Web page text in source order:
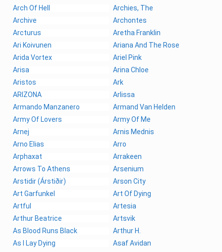
Arch Of Hell
Archies, The
Archive
Archontes
Arcturus
Aretha Franklin
Ari Koivunen
Ariana And The Rose
Arida Vortex
Ariel Pink
Arisa
Arina Chloe
Aristos
Ark
ARIZONA
Arlissa
Armando Manzanero
Armand Van Helden
Army Of Lovers
Army Of Me
Arnej
Arnis Mednis
Arno Elias
Arro
Arphaxat
Arrakeen
Arrows To Athens
Arsenium
Arstidir (Árstiðir)
Arson City
Art Garfunkel
Art Of Dying
Artful
Artesia
Arthur Beatrice
Artsvik
As Blood Runs Black
Arthur H.
As I Lay Dying
Asaf Avidan